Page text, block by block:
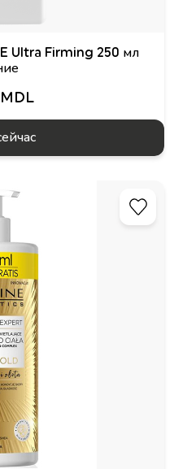
Ultra Firming 250 мл